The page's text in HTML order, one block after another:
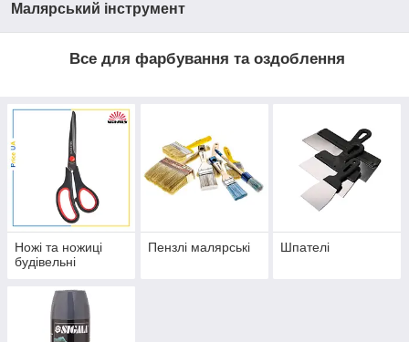
Малярський інструмент
Все для фарбування та оздоблення
Ножі та ножиці
будівельні
Пензлі малярські Шпателі